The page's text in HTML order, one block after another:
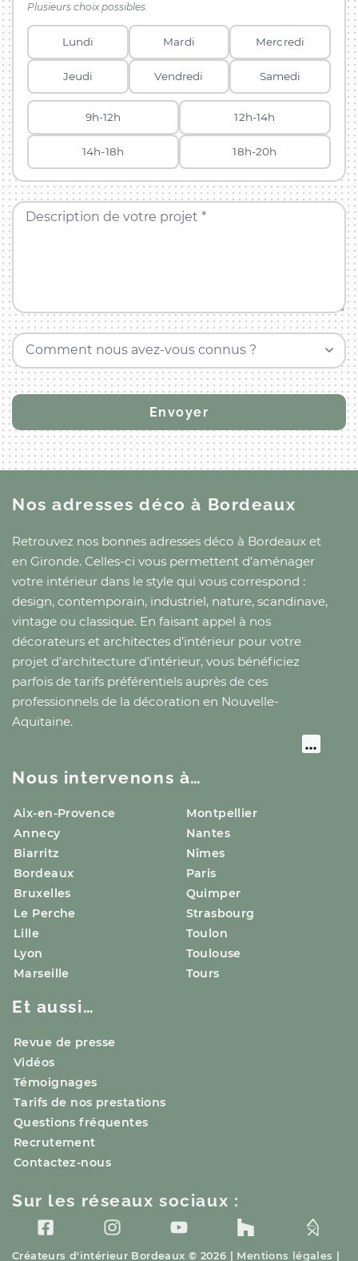
Plusieurs choix possibles.
Lundi Mardi Mercredi
Jeudi Vendredi Samedi
9h-12h 12h-14h
14h-18h 18h-20h
Description de votre projet *
Comment nous avez-vous connus ?
Nos adresses décoà Bordeaux
Retrouvez nos bonnes adresses déco à Bordeaux et
en Gironde. Celles-ci vous permettent d’aménager
votre intérieur dans le style qui vous correspond :
design, contemporain, industriel, nature, scandinave,
vintage ou classique. En faisant appel à nos
décorateurs et architectes d’intérieur pour votre
projet d’architecture d’intérieur, vous bénéficiez
parfois de tarifs préférentiels auprès de ces
professionnels de la décoration en Nouvelle-
Aquitaine.
Nous intervenons à…
Aix-en-Provence
Annecy
Biarritz
Bordeaux
Bruxelles
Le Perche
Lille
Lyon
Marseille
Montpellier
Nantes
Nîmes
Paris
Quimper
Strasbourg
Toulon
Toulouse
Tours
Et aussi…
Revue de presse
Vidéos
Témoignages
Tarifs de nos prestations
Questions fréquentes
Recrutement
Contactez-nous
Créateurs d'intérieur Bordeaux © 2026 | Mentions légales
Sur les réseaux sociaux :